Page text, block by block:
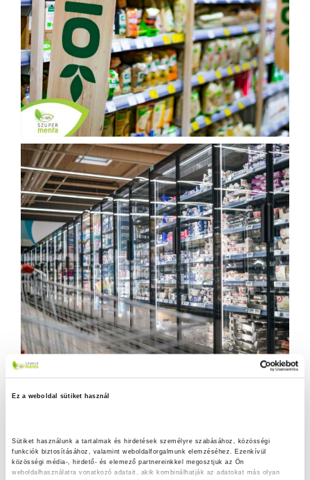
Ez a weboldal sütiket használ
Sütiket használunk a tartalmak és hirdetések személyre szabásához, közösségi
funkciók biztosításához, valamint weboldalforgalmunk elemzéséhez. Ezenkívül
közösségi média-, hirdető- és elemező partnereinkkel megosztjuk az Ön
weboldalhasználatra vonatkozó adatait, akik kombinálhatják az adatokat más olyan